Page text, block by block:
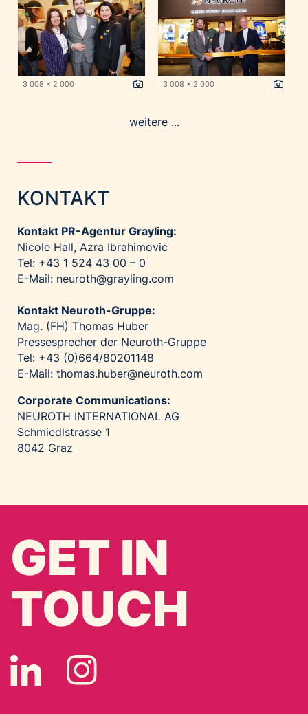
3 008 x 2 000 3 008 x 2 000
weitere ...
KONTAKT
Kontakt PR-Agentur Grayling:
Nicole Hall, Azra Ibrahimovic
Tel: +43 1 524 43 00 – 0
E-Mail: neuroth@grayling.com
Kontakt Neuroth-Gruppe:
Mag. (FH) Thomas Huber
Pressesprecher der Neuroth-Gruppe
Tel: +43 (0)664/80201148
E-Mail: thomas.huber@neuroth.com
Corporate Communications:
NEUROTH INTERNATIONAL AG
Schmiedlstrasse 1
8042 Graz
GET IN
TOUCH